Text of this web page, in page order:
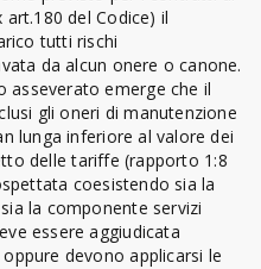
del Codice) il
tutti rischi
da alcun onere o canone.
asseverato emerge che il
gli oneri di manutenzione
lunga inferiore al valore dei
delle tariffe (rapporto 1:8
coesistendo sia la
la componente servizi
essere aggiudicata
devono applicarsi le